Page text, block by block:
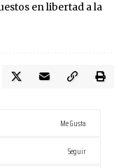
en libertad a la
Me Gusta
Seguir